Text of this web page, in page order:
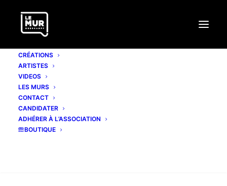
CRÉATIONS
ARTISTES
VIDEOS
LES MURS
CONTACT
CANDIDATER
ADHÉRER À L’ASSOCIATION
BOUTIQUE